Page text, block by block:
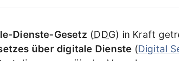
Dienste-Gesetz (DDG) in Kraft
über digitale Dienste (Digital